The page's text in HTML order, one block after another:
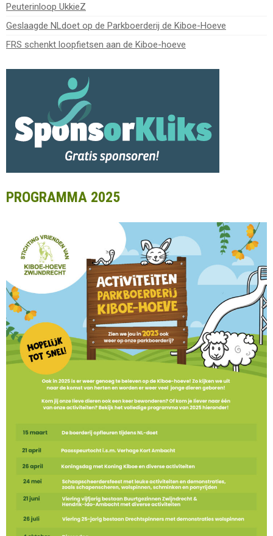
Peuterinloop UkkieZ
Geslaagde NLdoet op de Parkboerderij de Kiboe-Hoeve
FRS schenkt loopfietsen aan de Kiboe-hoeve
PROGRAMMA 2025